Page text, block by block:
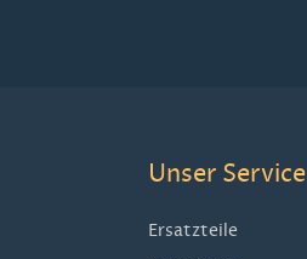
Unser Service
Ersatzteile